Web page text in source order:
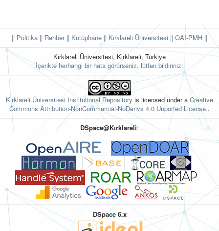
|| Politika || Rehber|| Kütüphane || Kırklareli Üniversitesi || OAI-PMH ||
Kırklareli Üniversitesi, Kırklareli, Türkiye
İçerikte herhangi bir hata görürseniz, lütfen bildiriniz:
Kırklareli Üniversitesi Institutional Repository is licensed under a Creative
Commons Attribution-NonCommercial-NoDerivs 4.0 Unported License..
DSpace@Kırklareli:
DSpace 6.x